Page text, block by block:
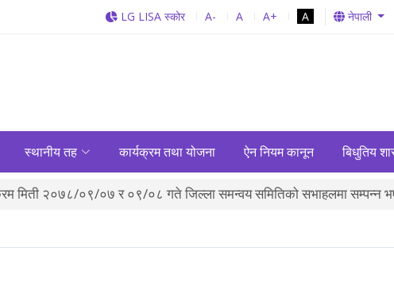
LG LISA स्कोर A- A A+ A नेपाली
स्थानीय तह कार्यक्रम तथा योजना ऐन नियम कानून बिधुतिय
मिती २०७८/०९/०७ र ०९/०८ गते जिल्ला समन्वय समितिको सभाहलमा सम्पन्न